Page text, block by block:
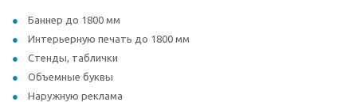
Баннер до 1800 мм
Интерьерную печать до 1800 мм
Стенды, таблички
Объемные буквы
Наружную реклама